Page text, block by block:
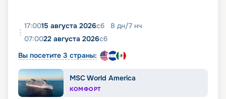
17:0015 августа 2026сб 8 дн/7 нч
07:0022 августа 2026сб
Вы посетите 3 страны:
MSC World America
КОМФОРТ